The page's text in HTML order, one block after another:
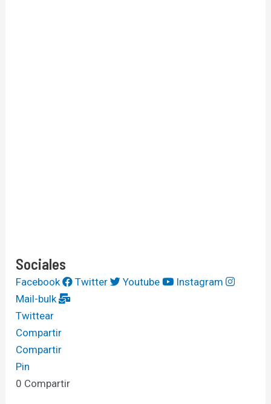
Sociales
Facebook Twitter Youtube
Instagram
Mail-bulk
Twittear
Compartir
Compartir
Pin
0 Compartir